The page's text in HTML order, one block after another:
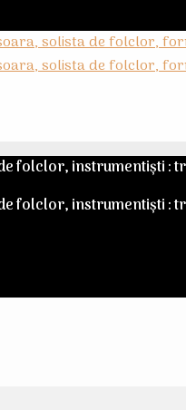
folclor, instrumentiști
folclor, instrumentiști